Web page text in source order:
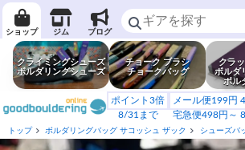
ショップ ジム ブログ
クライミングシューズ
ボルダリングシューズ
チョーク ブラシ
チョークバッグ
クラ
ボルダ
ボル
ポイント3倍
8/31まで
メール便199円
宅急便498円～
トップ ボルダリングバッグ サコッシュ ザック シューズバ